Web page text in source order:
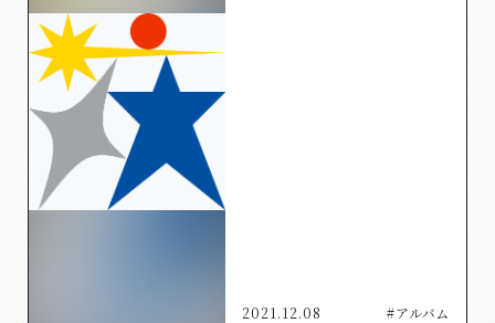
2021.12.08 #アルバム